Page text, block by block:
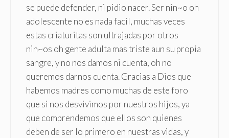
se puede defender, ni pidio nacer. Ser nin~o oh
adolescente no es nada facil, muchas veces
estas criaturitas son ultrajadas por otros
nin~os oh gente adulta mas triste aun su propia
sangre, y no nos damos ni cuenta, oh no
queremos darnos cuenta. Gracias a Dios que
habemos madres como muchas de este foro
que si nos desvivimos por nuestros hijos, ya
que comprendemos que ellos son quienes
deben de ser lo primero en nuestras vidas, y